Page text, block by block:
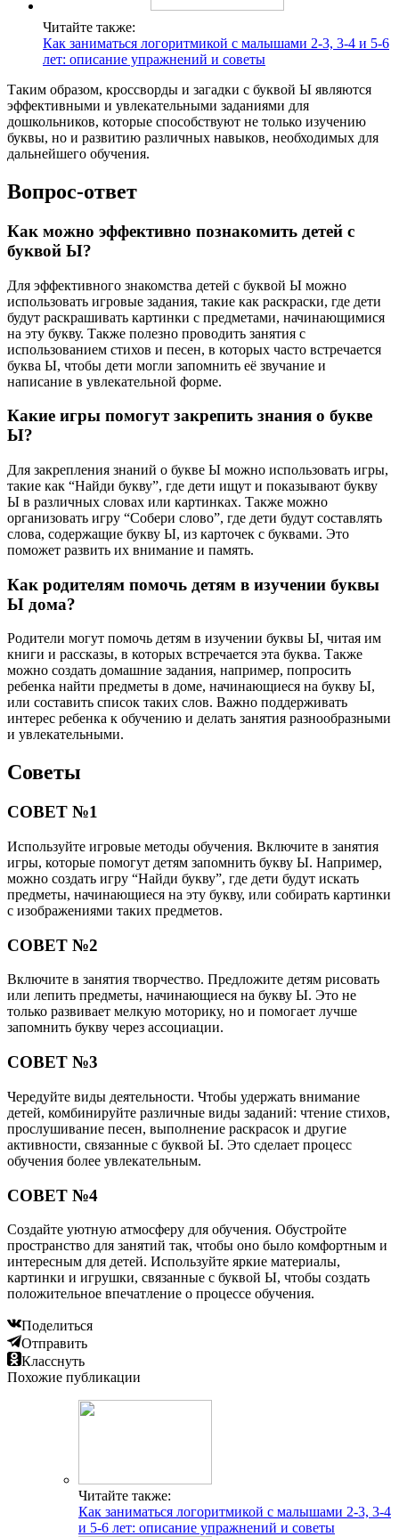
Читайте также:
Как заниматься логоритмикой с малышами 2-3, 3-4 и 5-6
лет: описание упражнений и советы
Таким образом, кроссворды и загадки с буквой Ы являются
эффективными и увлекательными заданиями для
дошкольников, которые способствуют не только изучению
буквы, но и развитию различных навыков, необходимых для
дальнейшего обучения.
Вопрос-ответ
Как можно эффективно познакомить детей с
буквой Ы?
Для эффективного знакомства детей с буквой Ы можно
использовать игровые задания, такие как раскраски, где дети
будут раскрашивать картинки с предметами, начинающимися
на эту букву. Также полезно проводить занятия с
использованием стихов и песен, в которых часто встречается
буква Ы, чтобы дети могли запомнить её звучание и
написание в увлекательной форме.
Какие игры помогут закрепить знания о букве
Ы?
Для закрепления знаний о букве Ы можно использовать игры,
такие как “Найди букву”, где дети ищут и показывают букву
Ы в различных словах или картинках. Также можно
организовать игру “Собери слово”, где дети будут составлять
слова, содержащие букву Ы, из карточек с буквами. Это
поможет развить их внимание и память.
Как родителям помочь детям в изучении буквы
Ы дома?
Родители могут помочь детям в изучении буквы Ы, читая им
книги и рассказы, в которых встречается эта буква. Также
можно создать домашние задания, например, попросить
ребенка найти предметы в доме, начинающиеся на букву Ы,
или составить список таких слов. Важно поддерживать
интерес ребенка к обучению и делать занятия разнообразными
и увлекательными.
Советы
СОВЕТ №1
Используйте игровые методы обучения. Включите в занятия
игры, которые помогут детям запомнить букву Ы. Например,
можно создать игру “Найди букву”, где дети будут искать
предметы, начинающиеся на эту букву, или собирать картинки
с изображениями таких предметов.
СОВЕТ №2
Включите в занятия творчество. Предложите детям рисовать
или лепить предметы, начинающиеся на букву Ы. Это не
только развивает мелкую моторику, но и помогает лучше
запомнить букву через ассоциации.
СОВЕТ №3
Чередуйте виды деятельности. Чтобы удержать внимание
детей, комбинируйте различные виды заданий: чтение стихов,
прослушивание песен, выполнение раскрасок и другие
активности, связанные с буквой Ы. Это сделает процесс
обучения более увлекательным.
СОВЕТ №4
Создайте уютную атмосферу для обучения. Обустройте
пространство для занятий так, чтобы оно было комфортным и
интересным для детей. Используйте яркие материалы,
картинки и игрушки, связанные с буквой Ы, чтобы создать
положительное впечатление о процессе обучения.
Поделиться
Отправить
Класснуть
Похожие публикации
Читайте также:
Как заниматься логоритмикой с малышами 2-3, 3-4
и 5-6 лет: описание упражнений и советы